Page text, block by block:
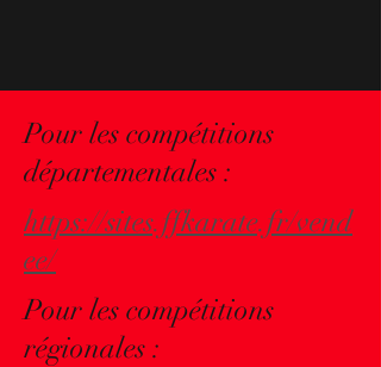
Pour les compétitions
départementales :
https://sites.ffkarate.fr/vend
ee/
Pour les compétitions
régionales :